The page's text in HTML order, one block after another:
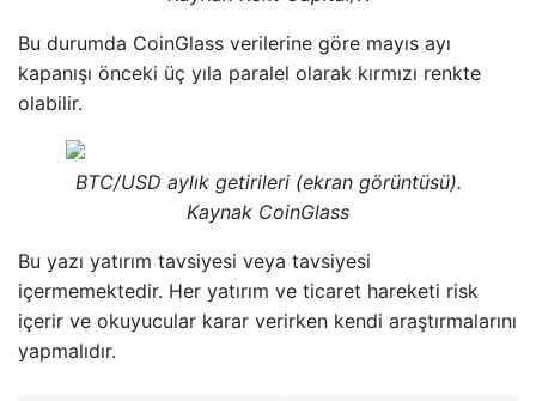
Bu durumda CoinGlass verilerine göre mayıs ayı
kapanışı önceki üç yıla paralel olarak kırmızı renkte
olabilir.
BTC/USD aylık getirileri (ekran görüntüsü).
Kaynak CoinGlass
Bu yazı yatırım tavsiyesi veya tavsiyesi
içermemektedir. Her yatırım ve ticaret hareketi risk
içerir ve okuyucular karar verirken kendi araştırmalarını
yapmalıdır.